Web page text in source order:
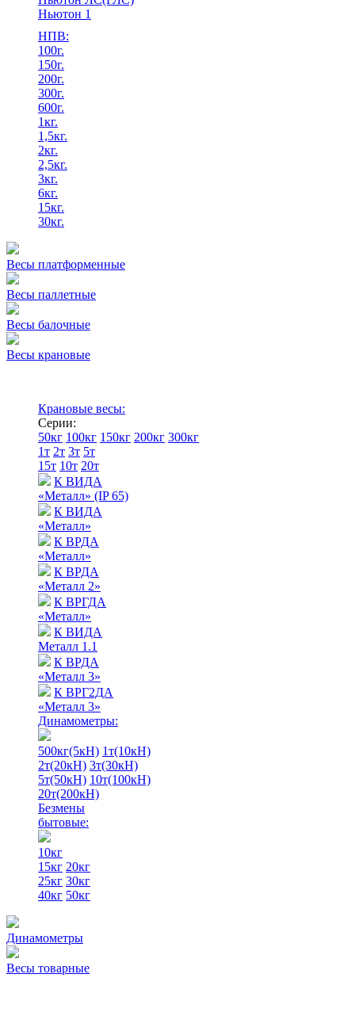
Ньютон 1
НПВ:
100г.
150г.
200г.
300г.
600г.
1кг.
1,5кг.
2кг.
2,5кг.
3кг.
6кг.
15кг.
30кг.
Весы платформенные
Весы паллетные
Весы балочные
Весы крановые
Крановые весы:
Серии:
50кг 100кг 150кг 200кг 300кг
1т 2т 3т 5т
15т 10т 20т
К ВИДА
«Металл» (IP 65)
К ВИДА
«Металл»
К ВРДА
«Металл»
К ВРДА
«Металл 2»
К ВРГДА
«Металл»
К ВИДА
Металл 1.1
К ВРДА
«Металл 3»
К ВРГ2ДА
«Металл 3»
Динамометры:
500кг(5кН) 1т(10кН)
2т(20кН) 3т(30кН)
5т(50кН) 10т(100кН)
20т(200кН)
Безмены
бытовые:
10кг
15кг 20кг
25кг 30кг
40кг 50кг
Динамометры
Весы товарные